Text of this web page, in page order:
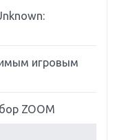
игровым
ZOOM